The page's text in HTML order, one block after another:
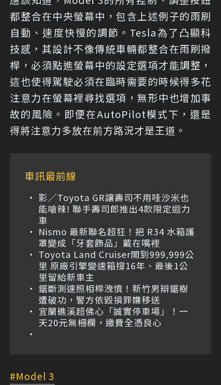
都整合在中央螢幕中，包含上述例子的雨刷
自動、速度快慢的調節。Tesla為了凸顯科
技感，其設計不像傳統車輛都整合在雨刷撥
桿，必須點進螢幕中的設定選項才能調整，
這也使得駕駛必須在臨時需要的時候得多花
注意力在螢幕裡尋找選項，無形中也增加事
故的風險。即便在AutoPilot模式下，還是
得將注意力多放在前方路況才是王道。
車訊最前線
影／Toyota GR讓壽司不用哇沙米也
能嗆辣! 聯手壽司郎推出4款限定迴力
車
Nismo 最新聯名超狂！把 R34 水箱護
罩變成「牙套飾品」戴在嘴裡
Toyota Land Cruiser開到999,999公
里 原廠引擎變速箱撐16年、最後1公
里留給新車主
鋸斷測速照相桿洩憤！新竹男辯鋸樹
遭破功，警方依毀損罪嫌移送
宜蘭礁溪超佛心「誠實停車場」！一
天20元無柵欄，繳費全憑良心
Model 3